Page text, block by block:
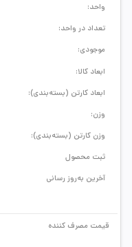
ابعاد کالا:
ابعاد کارتن (بسته‌بندی):
وزن:
وزن کارتن (بسته‌بندی):
ثبت محصول
آخرین به‌روز رسانی
واحد:
تعداد در واحد:
موجودی:
قیمت مصرف کننده